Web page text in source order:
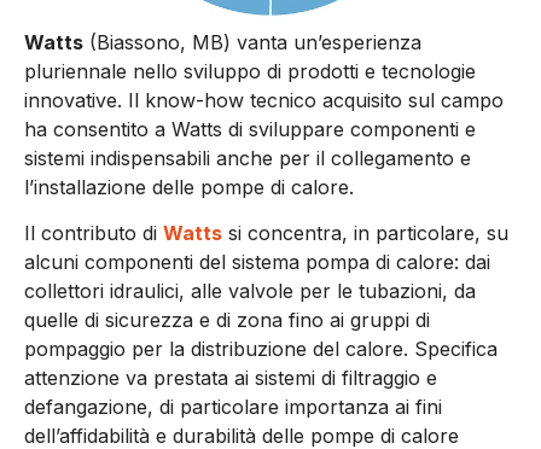
Watts (Biassono, MB) vanta un’esperienza
pluriennale nello sviluppo di prodotti e tecnologie
innovative. Il know-how tecnico acquisito sul campo
ha consentito a Watts di sviluppare componenti e
sistemi indispensabili anche per il collegamento e
l’installazione delle pompe di calore.
Il contributo di Watts si concentra, in particolare, su
alcuni componenti del sistema pompa di calore: dai
collettori idraulici, alle valvole per le tubazioni, da
quelle di sicurezza e di zona fino ai gruppi di
pompaggio per la distribuzione del calore. Specifica
attenzione va prestata ai sistemi di filtraggio e
defangazione, di particolare importanza ai fini
dell’affidabilità e durabilità delle pompe di calore